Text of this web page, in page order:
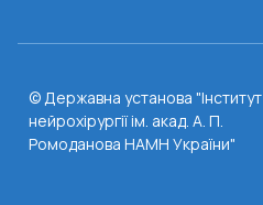
© Державна установа "Інститут
нейрохірургії ім. акад. А. П.
Ромоданова НАМН України"